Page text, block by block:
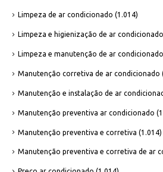
Limpeza de ar condicionado (1.014)
Limpeza e higienização de ar condicionado
Limpeza e manutenção de ar condicionado
Manutenção corretiva de ar condicionado
Manutenção e instalação de ar
Manutenção preventiva ar condicionado
Manutenção preventiva e corretiva (1.014)
Manutenção preventiva e corretiva de ar